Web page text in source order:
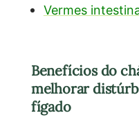
Vermes
Benefícios do
melhorar
fígado